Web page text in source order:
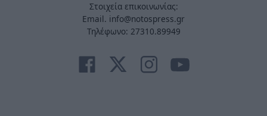
Στοιχεία επικοινωνίας:
Email. info@notospress.gr
Τηλέφωνο: 27310.89949